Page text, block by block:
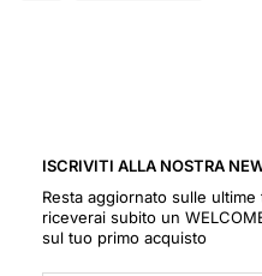
ISCRIVITI ALLA NOSTRA
Resta aggiornato sulle
riceverai subito un
sul tuo primo acquisto